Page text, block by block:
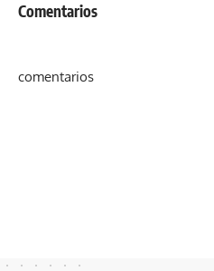
Comentarios
comentarios